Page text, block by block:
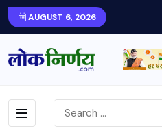
AUGUST 6, 2026